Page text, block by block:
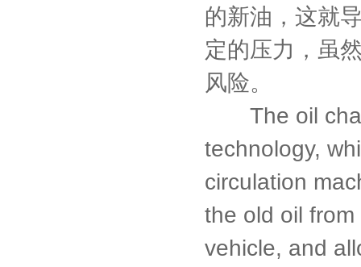
的新油，这就
定的压力，虽
风险。
The oil
technology,
circulation
the old oil
vehicle, and